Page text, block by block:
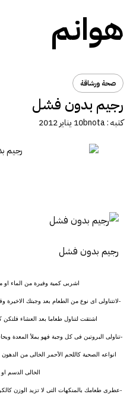
هوانم
صحة ورشاقة
رجيم بدون فشل
كتبه :bnota10 يناير 2012
رجيم بدون فشل
اشربى كمية وفيرة من الماء او
-لاتتناولى اى نوع من الطعام بعد وجبتك
اشتقت لتناول طعاما بعد العشاء فلتكن
-تناولى البروتين فى كل وجبة فهو يملأ المعدة
انواعه الصحية كاللحم الأحمر الخالى من
الخالى الدسم او
-عطرى طعامك بالمنكهات التى لا تزيد الوزن